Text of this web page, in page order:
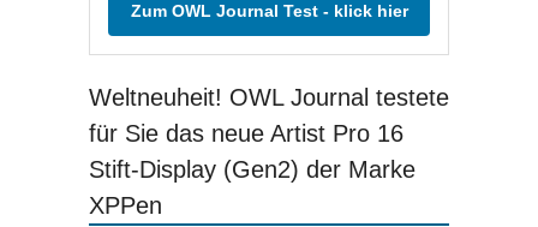
Zum OWL Journal Test - klick hier
Weltneuheit! OWL Journal testete
für Sie das neue Artist Pro 16
Stift-Display (Gen2) der Marke
XPPen